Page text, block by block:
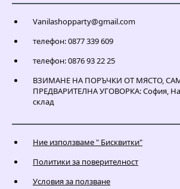
Vanilashopparty@gmail.com
телефон: 0877 339 609
телефон: 0876 93 22 25
ВЗИМАНЕ НА ПОРЪЧКИ ОТ МЯСТО,
ПРЕДВАРИТЕЛНА УГОВОРКА: София,
склад
Ние използваме " Бисквитки"
Политики за поверителност
Условия за ползване